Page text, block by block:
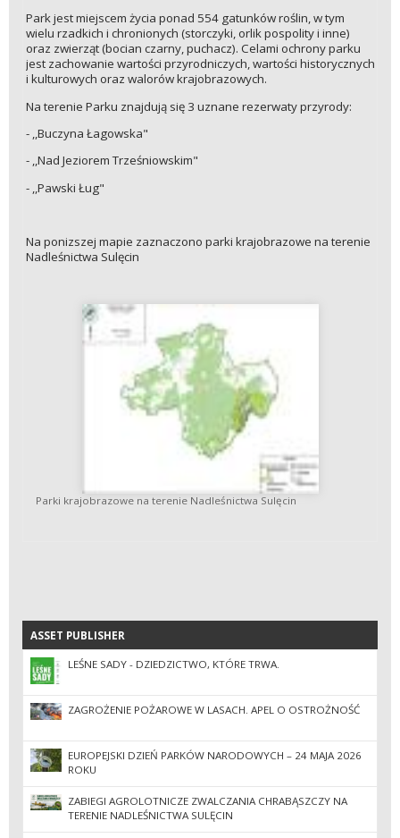
Park jest miejscem życia ponad 554 gatunków roślin, w tym
wielu rzadkich i chronionych (storczyki, orlik pospolity i inne)
oraz zwierząt (bocian czarny, puchacz). Celami ochrony parku
jest zachowanie wartości przyrodniczych, wartości historycznych
i kulturowych oraz walorów krajobrazowych.
Na terenie Parku znajdują się 3 uznane rezerwaty przyrody:
- ,,Buczyna Łagowska"
- ,,Nad Jeziorem Trześniowskim"
- ,,Pawski Ług"
Na ponizszej mapie zaznaczono parki krajobrazowe na terenie
Nadleśnictwa Sulęcin
Parki krajobrazowe na terenie Nadleśnictwa Sulęcin
ASSET PUBLISHER
ASSET PUBLISHER
LEŚNE SADY - DZIEDZICTWO, KTÓRE TRWA.
ZAGROŻENIE POŻAROWE W LASACH. APEL O OSTROŻNOŚĆ
EUROPEJSKI DZIEŃ PARKÓW NARODOWYCH – 24 MAJA 2026
ROKU
ZABIEGI AGROLOTNICZE ZWALCZANIA CHRABĄSZCZY NA
TERENIE NADLEŚNICTWA SULĘCIN